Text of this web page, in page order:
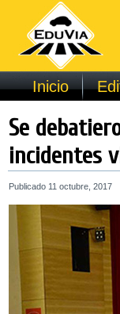
Inicio
Se
incidentes
Publicado 11 octubre, 2017